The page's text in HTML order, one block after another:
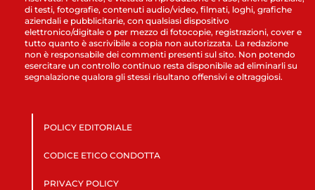
di testi, fotografie, contenuti audio/video, filmati, loghi, grafiche
aziendali e pubblicitarie, con qualsiasi dispositivo
elettronico/digitale o per mezzo di fotocopie, registrazioni, cover e
tutto quanto è ascrivibile a copia non autorizzata. La redazione
non è responsabile dei commenti presenti sul sito. Non potendo
esercitare un controllo continuo resta disponibile ad eliminarli su
segnalazione qualora gli stessi risultano offensivi e oltraggiosi.
POLICY EDITORIALE
CODICE ETICO CONDOTTA
PRIVACY POLICY